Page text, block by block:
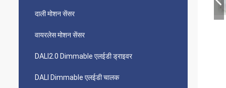
दाली मोशन सेंसर
वायरलेस मोशन सेंसर
DALI2.0 Dimmable एलईडी ड्राइवर
DALI Dimmable एलईडी चालक